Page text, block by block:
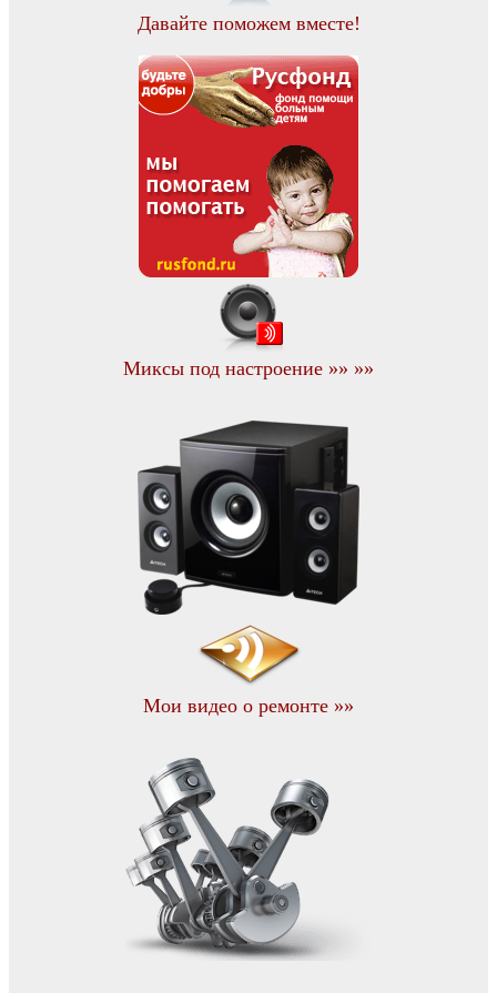
Давайте поможем вместе!
Миксы под настроение »» »»
Мои видео о ремонте »»